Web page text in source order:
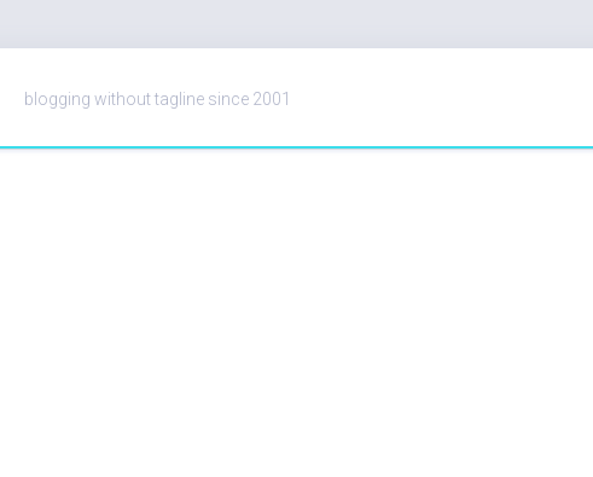
blogging without tagline since 2001